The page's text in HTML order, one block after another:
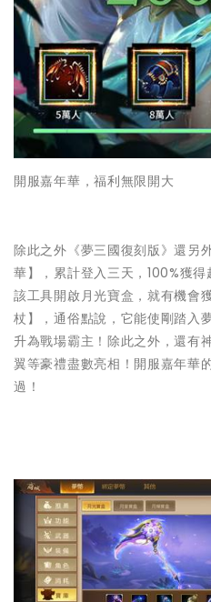
開服嘉年華，福利無限開大
除此之外《夢三國復刻版》還另
華】，累計登入三天，100%獲
該工具開啟月光寶盒，就有機會
杖】，通俗點說，它能使剛踏入
升為戰場霸主！除此之外，還有
翼等豪禮盡數亮相！開服嘉年華
過！